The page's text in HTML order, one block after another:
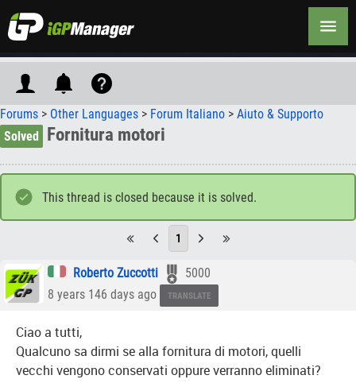
Forums > Other Languages > Forum Italiano > Aiuto & Supporto
Solved
Fornitura motori
This thread is closed because it is solved.
1
Roberto Zuccotti
5000
8 years 146 days ago
TRANSLATE
Ciao a tutti,
Qualcuno sa dirmi se alla fornitura di motori, quelli
vecchi vengono conservati oppure verranno eliminati?